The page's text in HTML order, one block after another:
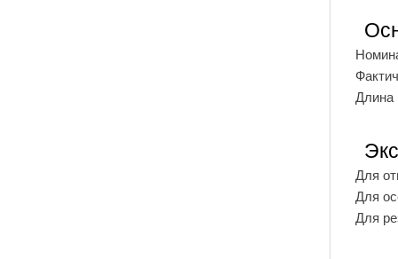
Длина
Для
Для
Для